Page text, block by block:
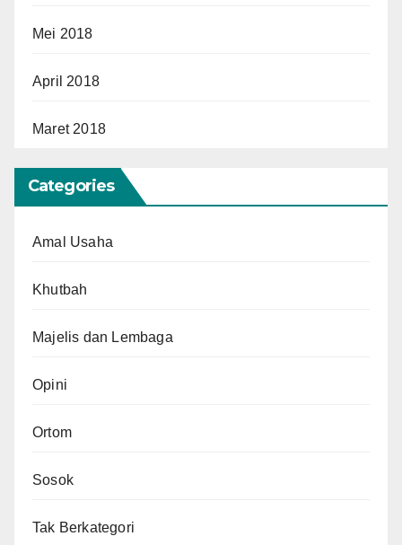
Mei 2018
April 2018
Maret 2018
Categories
Amal Usaha
Khutbah
Majelis dan Lembaga
Opini
Ortom
Sosok
Tak Berkategori